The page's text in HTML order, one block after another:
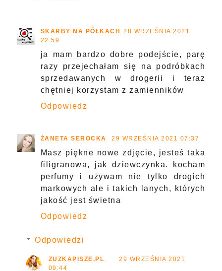
SKARBY NA PÓŁKACH
28 WRZEŚNIA 2021
22:59
ja mam bardzo dobre podejście, parę
razy przejechałam się na podróbkach
sprzedawanych w drogerii i teraz
chętniej korzystam z zamienników
Odpowiedz
ŻANETA SEROCKA 29 WRZEŚNIA 2021 07:37
Masz piękne nowe zdjęcie, jesteś taka
filigranowa, jak dziewczynka. kocham
perfumy i używam nie tylko drogich
markowych ale i takich lanych, których
jakość jest świetna
Odpowiedz
Odpowiedzi
ZUZKAPISZE.PL
29 WRZEŚNIA 2021
09:44